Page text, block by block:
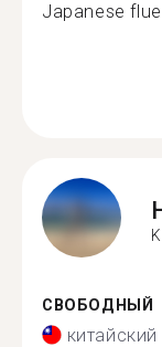
Japanese
СВОБОДНЫЙ